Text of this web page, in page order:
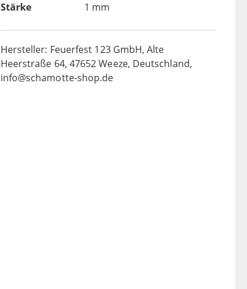
Stärke
1 mm
Hersteller: Feuerfest 123 GmbH, Alte
Heerstraße 64, 47652 Weeze, Deutschland,
info@schamotte-shop.de